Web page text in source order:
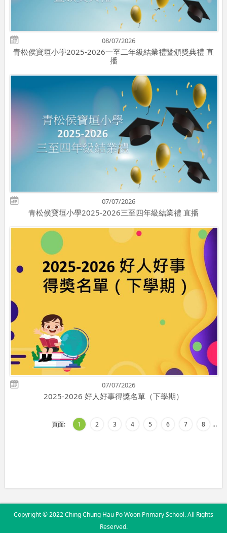
08/07/2026
青松侯寶垣小學2025-2026一至二年級結業禮暨頒獎典禮 直
播
07/07/2026
青松侯寶垣小學2025-2026三至四年級結業禮 直播
07/07/2026
2025-2026 好人好事得獎名單（下學期）
頁面: 1 2 3 4 5 6 7 8 …
Copyright © 2022 Ching Chung Hau Po Woon Primary School. All Rights
Reserved.